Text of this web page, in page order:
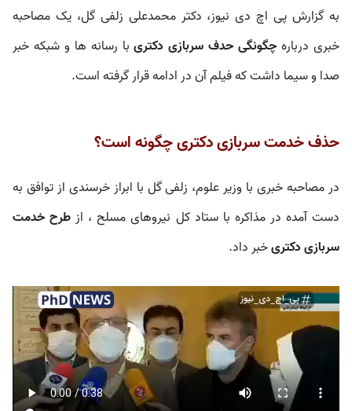
به گزارش پی اچ دی نیوز، دکتر محمدعلی زلفی گل، یک مصاحبه
خبری درباره چگونگی حدف سربازی دکتریبا رسانه ها و شبکه خبر
صدا و سیما داشت که فیلم آن در ادامه قرار گرفته است.
حذف خدمت سربازی دکتری چگونه است؟
در مصاحبه خبری با وزیر علوم، زلفی گل با ابراز خرسندی از توافق به
دست آمده در مذاکره با ستاد کل نیروهای مسلح ، از طرح خدمت
سربازی دکتریخبر داد.